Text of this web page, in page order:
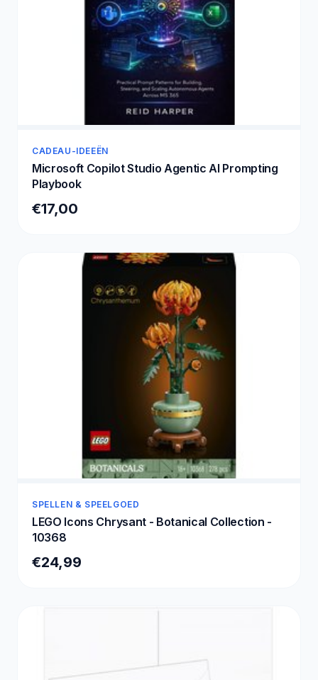
CADEAU-IDEEËN
Microsoft Copilot Studio Agentic AI Prompting
Playbook
€17,00
SPELLEN & SPEELGOED
LEGO Icons Chrysant - Botanical Collection -
10368
€24,99